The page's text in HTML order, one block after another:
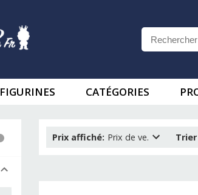
FIGURINES CATÉGORIES
Prix affiché: Prix de ve.